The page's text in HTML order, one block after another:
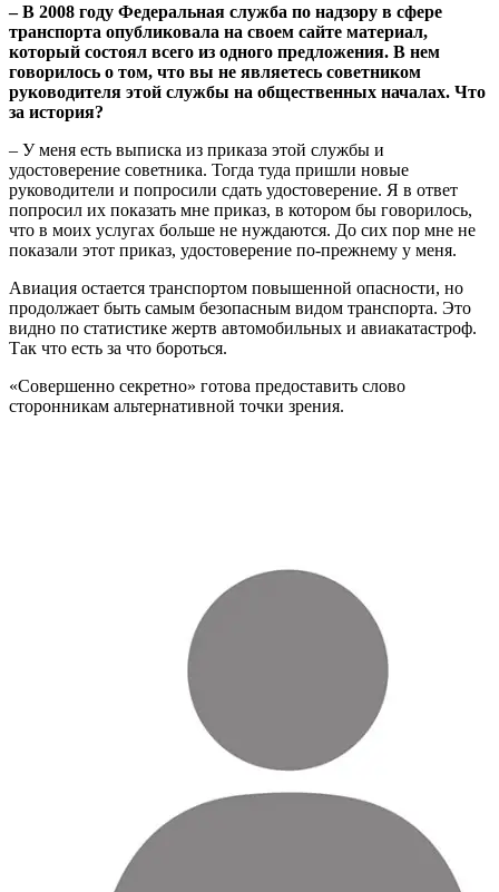
– В 2008 году Федеральная служба по надзору в сфере
транспорта опубликовала на своем сайте материал,
который состоял всего из одного предложения. В нем
говорилось о том, что вы не являетесь советником
руководителя этой службы на общественных началах. Что
за история?
– У меня есть выписка из приказа этой службы и
удостоверение советника. Тогда туда пришли новые
руководители и попросили сдать удостоверение. Я в ответ
попросил их показать мне приказ, в котором бы говорилось,
что в моих услугах больше не нуждаются. До сих пор мне не
показали этот приказ, удостоверение по-прежнему у меня.
Авиация остается транспортом повышенной опасности, но
продолжает быть самым безопасным видом транспорта. Это
видно по статистике жертв автомобильных и авиакатастроф.
Так что есть за что бороться.
«Совершенно секретно» готова предоставить слово
сторонникам альтернативной точки зрения.